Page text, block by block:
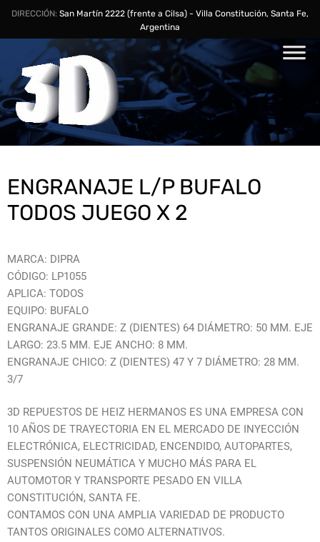
DIRECCIÓN: San Martín 2222 (frente a Cilsa) - Villa Constitución, Santa Fe,
Argentina
ENGRANAJE L/P BUFALO
TODOS JUEGO X 2
MARCA: DIPRA
CÓDIGO: LP1055
APLICA: TODOS
EQUIPO: BUFALO
ENGRANAJE GRANDE: Z (DIENTES) 64 DIÁMETRO: 50 MM. EJE
LARGO: 23.5 MM. EJE ANCHO: 8 MM.
ENGRANAJE CHICO: Z (DIENTES) 47 Y 7 DIÁMETRO: 28 MM.
3/7
3D REPUESTOS DE HEIZ HERMANOS ES UNA EMPRESA CON
10 AÑOS DE TRAYECTORIA EN EL MERCADO DE INYECCIÓN
ELECTRÓNICA, ELECTRICIDAD, ENCENDIDO, AUTOPARTES,
SUSPENSIÓN NEUMÁTICA Y MUCHO MÁS PARA EL
AUTOMOTOR Y TRANSPORTE PESADO EN VILLA
CONSTITUCIÓN, SANTA FE.
CONTAMOS CON UNA AMPLIA VARIEDAD DE PRODUCTO
TANTOS ORIGINALES COMO ALTERNATIVOS.